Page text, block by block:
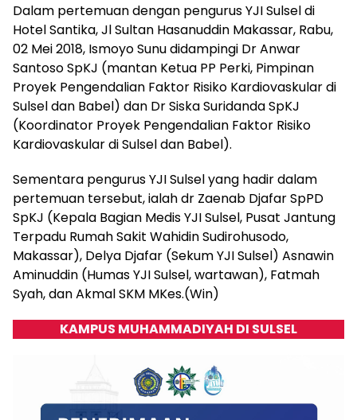
Dalam pertemuan dengan pengurus YJI Sulsel di
Hotel Santika, Jl Sultan Hasanuddin Makassar, Rabu,
02 Mei 2018, Ismoyo Sunu didampingi Dr Anwar
Santoso SpKJ (mantan Ketua PP Perki, Pimpinan
Proyek Pengendalian Faktor Risiko Kardiovaskular di
Sulsel dan Babel) dan Dr Siska Suridanda SpKJ
(Koordinator Proyek Pengendalian Faktor Risiko
Kardiovaskular di Sulsel dan Babel).
Sementara pengurus YJI Sulsel yang hadir dalam
pertemuan tersebut, ialah dr Zaenab Djafar SpPD
SpKJ (Kepala Bagian Medis YJI Sulsel, Pusat Jantung
Terpadu Rumah Sakit Wahidin Sudirohusodo,
Makassar), Delya Djafar (Sekum YJI Sulsel) Asnawin
Aminuddin (Humas YJI Sulsel, wartawan), Fatmah
Syah, dan Akmal SKM MKes.(Win)
KAMPUS MUHAMMADIYAH DI SULSEL